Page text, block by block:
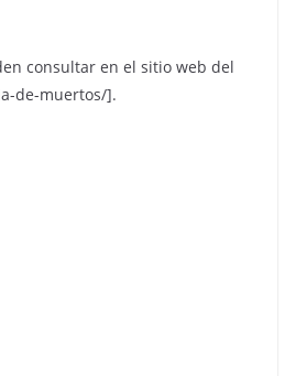
consultar en el sitio web del
de-muertos/].